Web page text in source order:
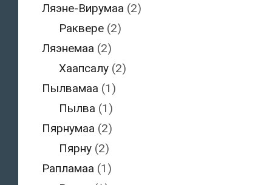
Ляэне-Вирумаа (2)
Раквере (2)
Ляэнемаа (2)
Хаапсалу (2)
Пылвамаа (1)
Пылва (1)
Пярнумаа (2)
Пярну (2)
Рапламаа (1)